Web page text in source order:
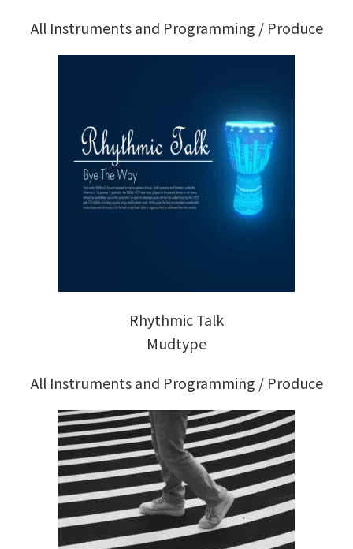
All Instruments and Programming / Produce
Rhythmic Talk
Mudtype
All Instruments and Programming / Produce